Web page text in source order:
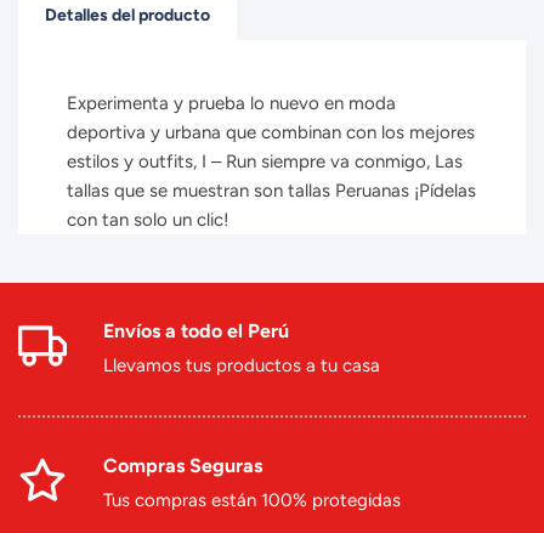
Detalles del producto
Experimenta y prueba lo nuevo en moda
deportiva y urbana que combinan con los mejores
estilos y outfits, I – Run siempre va conmigo, Las
tallas que se muestran son tallas Peruanas ¡Pídelas
con tan solo un clic!
Envíos a todo el Perú
Llevamos tus productos a tu casa
Compras Seguras
Tus compras están 100% protegidas